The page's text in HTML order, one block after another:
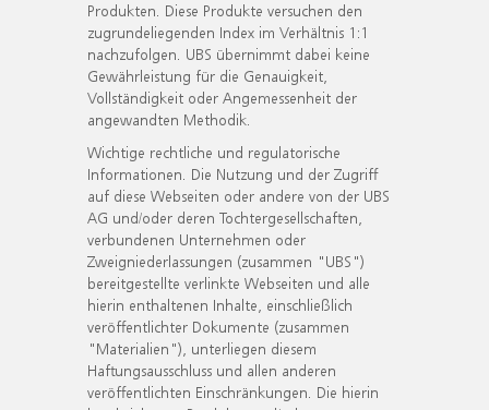
Produkten. Diese Produkte versuchen den
zugrundeliegenden Index im Verhältnis 1:1
nachzufolgen. UBS übernimmt dabei keine
Gewährleistung für die Genauigkeit,
Vollständigkeit oder Angemessenheit der
angewandten Methodik.
Wichtige rechtliche und regulatorische
Informationen. Die Nutzung und der Zugriff
auf diese Webseiten oder andere von der UBS
AG und/oder deren Tochtergesellschaften,
verbundenen Unternehmen oder
Zweigniederlassungen (zusammen "UBS")
bereitgestellte verlinkte Webseiten und alle
hierin enthaltenen Inhalte, einschließlich
veröffentlichter Dokumente (zusammen
"Materialien"), unterliegen diesem
Haftungsausschluss und allen anderen
veröffentlichten Einschränkungen. Die hierin